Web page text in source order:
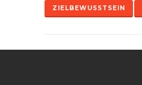
ZIELBEWUSSTSEIN